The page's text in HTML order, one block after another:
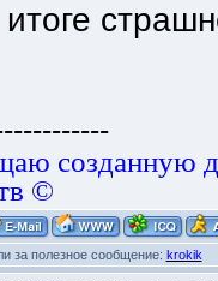
итоге
созданную
©
за полезное сообщение: krokik